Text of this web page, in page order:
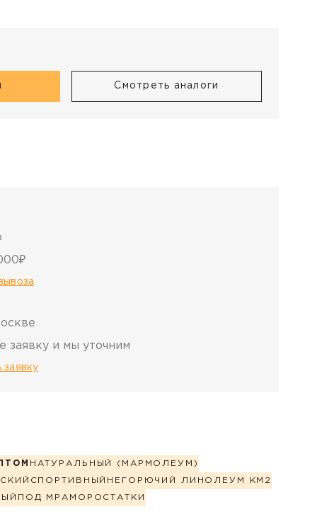
Смотреть аналоги
заявку и мы уточним
заявку
НАТУРАЛЬНЫЙ (МАРМОЛЕУМ)
СПОРТИВНЫЙ НЕГОРЮЧИЙ ЛИНОЛЕУМ КМ2
ПОД МРАМОР ОСТАТКИ